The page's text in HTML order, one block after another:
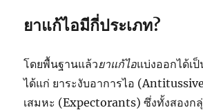
ยาแก้ไอมีกี่ประเภท?
โดยพื้นฐานแล้วยาแก้ไอแบ่งออกได้เ
ได้แก่ ยาระงับอาการไอ
เสมหะ (Expectorants) ซึ่งทั้งสองก